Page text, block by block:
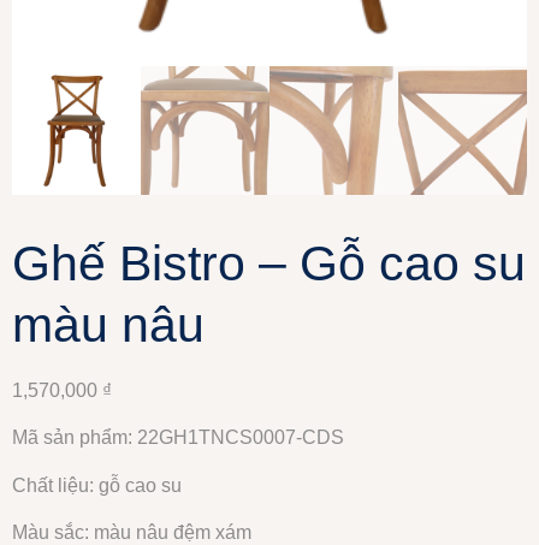
Ghế Bistro – Gỗ cao su
màu nâu
1,570,000 ₫
Mã sản phẩm: 22GH1TNCS0007-CDS
Chất liệu: gỗ cao su
Màu sắc: màu nâu đệm xám